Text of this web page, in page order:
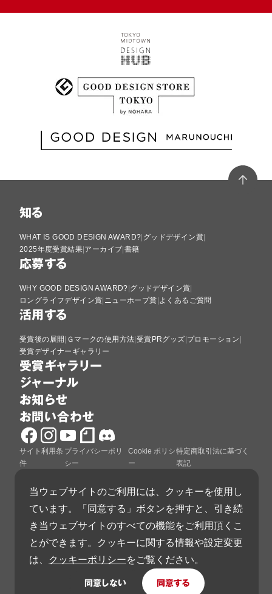
知る
WHAT IS GOOD DESIGN AWARD? グッドデザイン賞
2025年度受賞結果 アーカイブ 書籍
応募する
WHY GOOD DESIGN AWARD? グッドデザイン賞
ロングライフデザイン賞 ニューホープ賞 よくあるご質問
活用する
受賞後の展開 Ｇマークの使用方法 受賞PRグッズ プロモーション
受賞デザイナーギャラリー
受賞ギャラリー
ジャーナル
お知らせ
お問い合わせ
サイト利用条
件
プライバシーポリ
シー
Cookie ポリシ
ー
特定商取引法に基づく
表記
グッドデザイン賞は、公益財団法人日本デザイン振興
会が運営しています。
当ウェブサイトのご利用には、クッキーを使用し
ています。「同意する」ボタンを押すと、引き続
き当ウェブサイトのすべての機能をご利用頂くこ
とができます。クッキーに関する情報や設定変更
は、
クッキーポリシーをご覧ください。
同意しない 同意する